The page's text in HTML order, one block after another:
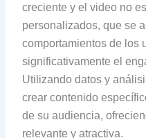
creciente y el video no
personalizados, que se
comportamientos de los
significativamente el
Utilizando datos y
crear contenido
de su audiencia,
relevante y atractiva.